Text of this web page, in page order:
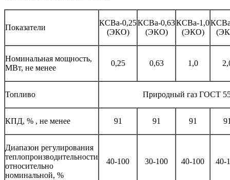
Показатели
КСВа-0,25
(ЭКО)
КСВа-0,63
(ЭКО)
КСВа-1,0
(ЭКО)
Номинальная мощность,
МВт, не менее
0,25 0,63 1,0
Топливо Природный газ ГОСТ
КПД, % , не менее 91 91 91
Диапазон регулирования
теплопроизводительности
относительно
номинальной, %
40-100 30-100 40-100 40-